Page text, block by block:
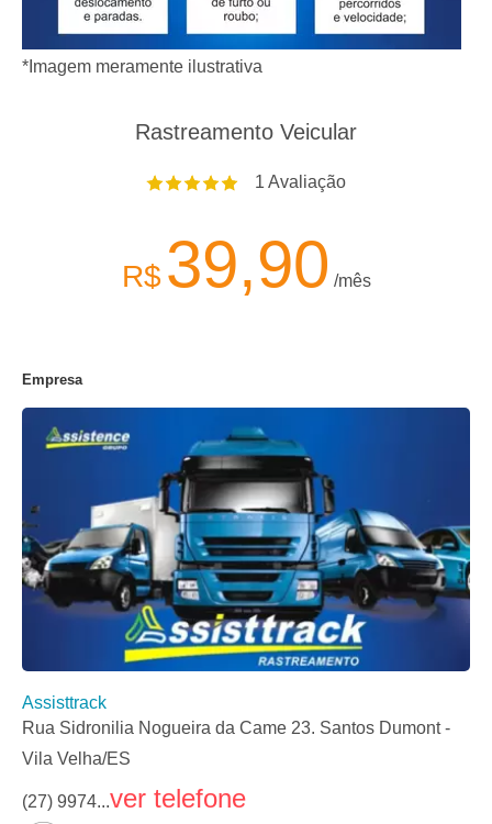
*Imagem meramente ilustrativa
Rastreamento Veicular
1 Avaliação
R$ 39,90 /mês
Empresa
Assisttrack
Rua Sidronilia Nogueira da Came 23. Santos Dumont -
Vila Velha/ES
(27) 9974...ver telefone